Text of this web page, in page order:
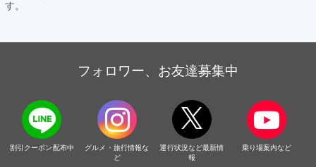
す。
フォロワー、お友達募集中
割引クーポン配布中
グルメ・旅行情報な
ど
運行状況など最新情
報
乗り場案内など